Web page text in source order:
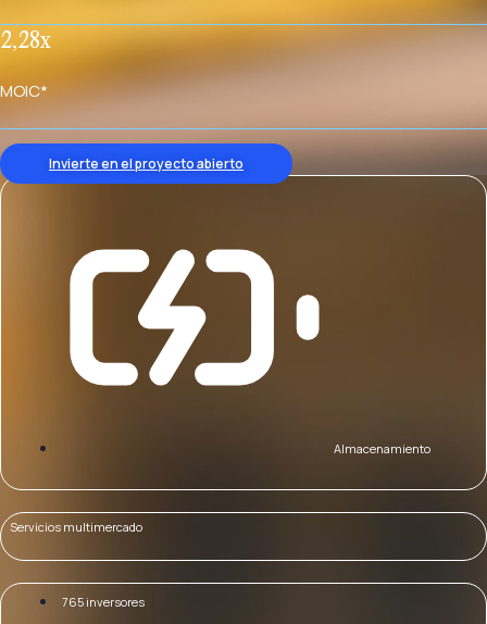
2,28x
MOIC*
Invierte en el proyecto abierto
Almacenamiento
Servicios multimercado
765 inversores